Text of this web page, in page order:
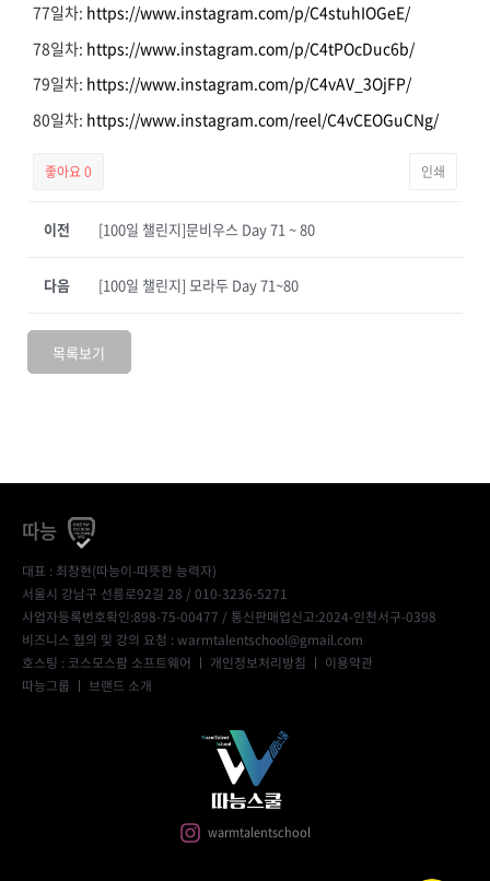
77일차: https://www.instagram.com/p/C4stuhIOGeE/
78일차: https://www.instagram.com/p/C4tPOcDuc6b/
79일차: https://www.instagram.com/p/C4vAV_3OjFP/
80일차: https://www.instagram.com/reel/C4vCEOGuCNg/
좋아요0 인쇄
이전 [100일 챌린지]문비우스 Day 71 ~ 80
[100일 챌린지] 모라두 Day 71~80
다음
목록보기
따능
대표 : 최창현(따능이-따뜻한 능력자)
서울시 강남구 선릉로92길 28 / 010-3236-5271
사업자등록번호확인:898-75-00477 / 통신판매업신고:2024-인천서구-0398
비즈니스 협의 및 강의 요청 : warmtalentschool@gmail.com
호스팅 : 코스모스팜 소프트웨어 ㅣ 개인정보처리방침 ㅣ 이용약관
따능그룹 ㅣ 브랜드 소개
warmtalentschool